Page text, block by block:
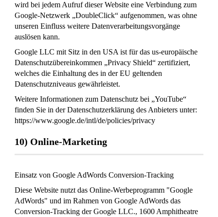
wird bei jedem Aufruf dieser Website eine Verbindung zum
Google-Netzwerk „DoubleClick“ aufgenommen, was ohne
unseren Einfluss weitere Datenverarbeitungsvorgänge
auslösen kann.
Google LLC mit Sitz in den USA ist für das us-europäische
Datenschutzübereinkommen „Privacy Shield“ zertifiziert,
welches die Einhaltung des in der EU geltenden
Datenschutzniveaus gewährleistet.
Weitere Informationen zum Datenschutz bei „YouTube“
finden Sie in der Datenschutzerklärung des Anbieters unter:
https://www.google.de/intl/de/policies/privacy
10) Online-Marketing
Einsatz von Google AdWords Conversion-Tracking
Diese Website nutzt das Online-Werbeprogramm "Google
AdWords" und im Rahmen von Google AdWords das
Conversion-Tracking der Google LLC., 1600 Amphitheatre